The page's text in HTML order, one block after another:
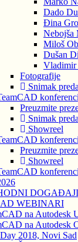
Dado
Đina
Nebojša
Miloš
Dušan
Vladimir
Fotografije
Snimak
Preuzmite
Snimak
Showreel
Preuzmite
Showreel
WEBINARI
na Autodesk
na Autodesk
2018, Novi Sad